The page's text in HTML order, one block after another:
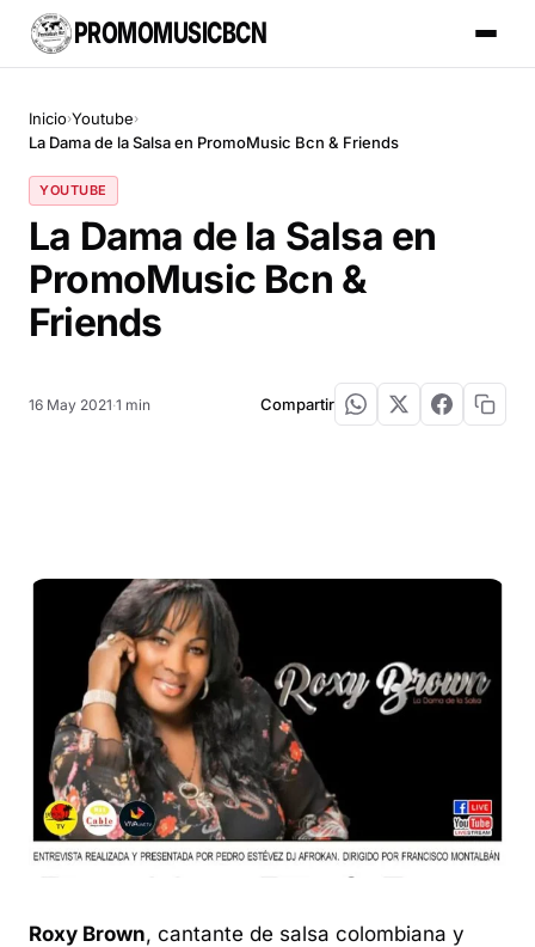
PROMOMUSICBCN
Inicio›Youtube›
La Dama de la Salsa en PromoMusic Bcn & Friends
YOUTUBE
La Dama de la Salsa en
PromoMusic Bcn &
Friends
16 May 2021·1 min Compartir
Roxy Brown, cantante de salsa colombiana y